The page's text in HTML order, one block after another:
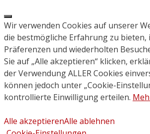
Close
Wir verwenden Cookies auf unserer
die bestmögliche Erfahrung zu bieten,
Präferenzen und wiederholten
Sie auf „Alle akzeptieren“ klicken,
der Verwendung ALLER Cookies
können jedoch unter „Cookie-
kontrollierte Einwilligung erteilen.
Alle akzeptierenAlle ablehnen